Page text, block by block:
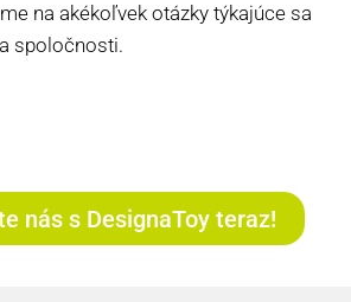
na akékoľvek otázky týkajúce sa
spoločnosti.
nás s DesignaToy teraz!